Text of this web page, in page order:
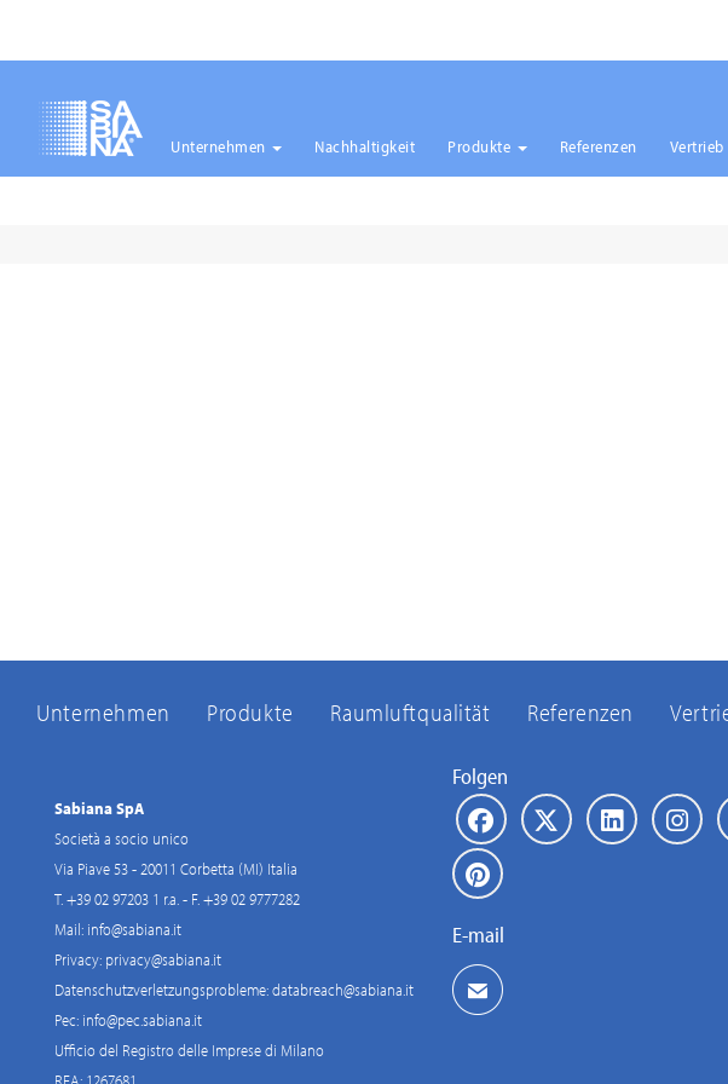
Unternehmen Nachhaltigkeit Produkte Referenzen Vertrieb
Unternehmen Produkte Raumluftqualität Referenzen
Sabiana SpA
Società a socio unico
Via Piave 53 - 20011 Corbetta (MI) Italia
T. +39 02 97203 1 r.a. - F. +39 02 9777282
Mail: info@sabiana.it
Privacy: privacy@sabiana.it
Datenschutzverletzungsprobleme:databreach@sabiana.it
Pec: info@pec.sabiana.it
Ufficio del Registro delle Imprese di Milano
Folgen
E-mail